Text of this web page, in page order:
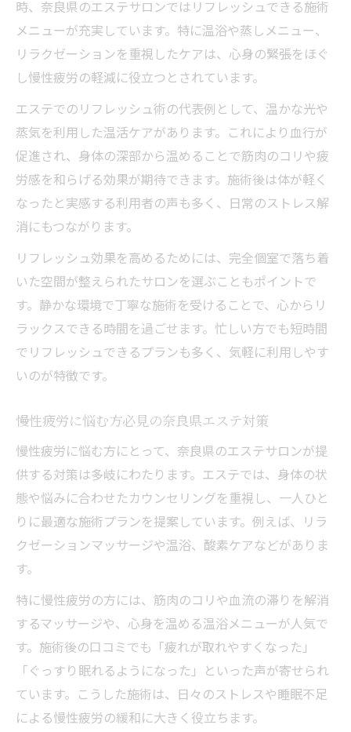
時、奈良県のエステサロンではリフレッシュできる施術
メニューが充実しています。特に温浴や蒸しメニュー、
リラクゼーションを重視したケアは、心身の緊張をほぐ
し慢性疲労の軽減に役立つとされています。
エステでのリフレッシュ術の代表例として、温かな光や
蒸気を利用した温活ケアがあります。これにより血行が
促進され、身体の深部から温めることで筋肉のコリや疲
労感を和らげる効果が期待できます。施術後は体が軽く
なったと実感する利用者の声も多く、日常のストレス解
消にもつながります。
リフレッシュ効果を高めるためには、完全個室で落ち着
いた空間が整えられたサロンを選ぶこともポイントで
す。静かな環境で丁寧な施術を受けることで、心からリ
ラックスできる時間を過ごせます。忙しい方でも短時間
でリフレッシュできるプランも多く、気軽に利用しやす
いのが特徴です。
慢性疲労に悩む方必見の奈良県エステ対策
慢性疲労に悩む方にとって、奈良県のエステサロンが提
供する対策は多岐にわたります。エステでは、身体の状
態や悩みに合わせたカウンセリングを重視し、一人ひと
りに最適な施術プランを提案しています。例えば、リラ
クゼーションマッサージや温浴、酸素ケアなどがありま
す。
特に慢性疲労の方には、筋肉のコリや血流の滞りを解消
するマッサージや、心身を温める温浴メニューが人気で
す。施術後の口コミでも「疲れが取れやすくなった」
「ぐっすり眠れるようになった」といった声が寄せられ
ています。こうした施術は、日々のストレスや睡眠不足
による慢性疲労の緩和に大きく役立ちます。